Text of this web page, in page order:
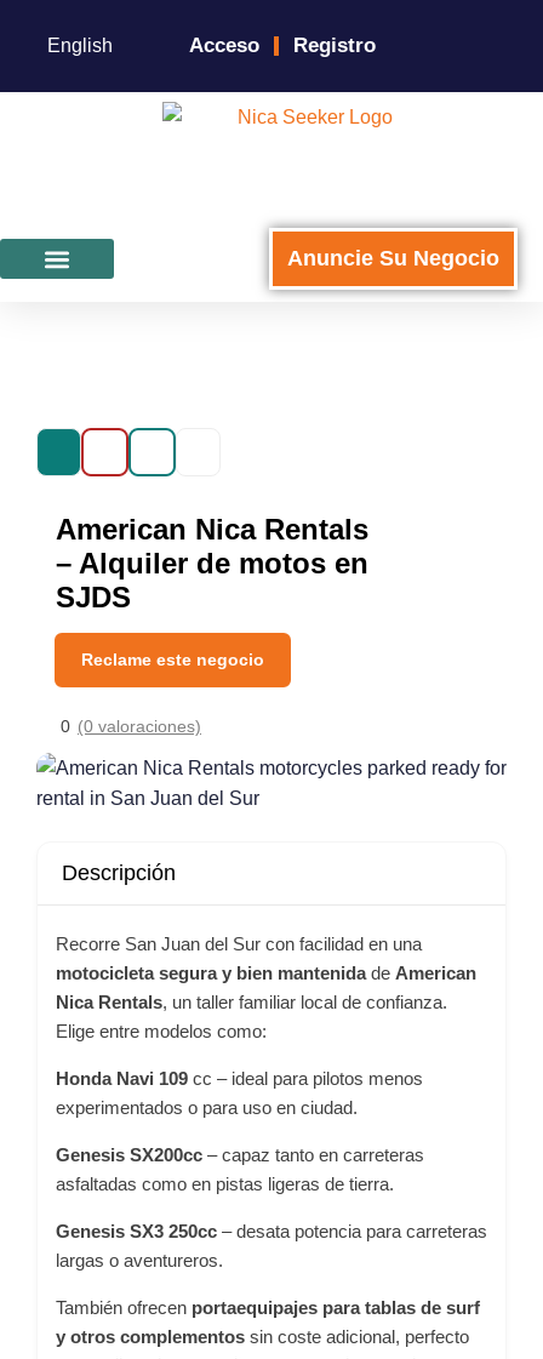
English Acceso Registro
Anuncie Su Negocio
American Nica Rentals
– Alquiler de motos en
SJDS
Reclame este negocio
0 (0 valoraciones)
Descripción
Recorre San Juan del Sur con facilidad en una
motocicleta segura y bien mantenidade American
Nica Rentals, un taller familiar local de confianza.
Elige entre modelos como:
Honda Navi 109 cc – ideal para pilotos menos
experimentados o para uso en ciudad.
Genesis SX200cc – capaz tanto en carreteras
asfaltadas como en pistas ligeras de tierra.
Genesis SX3 250cc – desata potencia para carreteras
largas o aventureros.
También ofrecen portaequipajes para tablas de surf
y otros complementos sin coste adicional, perfecto